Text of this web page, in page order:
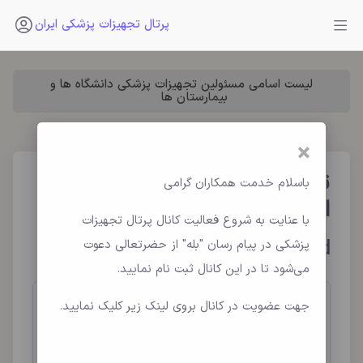
پرتال تجهیزات پزشکی ایران
لیست اسامی مسئولین تجهیزات پزشکی دانشگاه ها و
بیمارستان ها
تفاوت پزشکان اتند، رزیدنت و
انترن
Intern Resident Attend
×
باسلام خدمت همکاران گرامی
با عنایت به شروع فعالیت کانال پرتال تجهیزات
پزشکی در پیام رسان "بله" از حضرتعالی دعوت
می‌شود تا در این کانال ثبت نام نمایید.
جهت عضویت در کانال بروی لینک زیر کلیک نمایید.